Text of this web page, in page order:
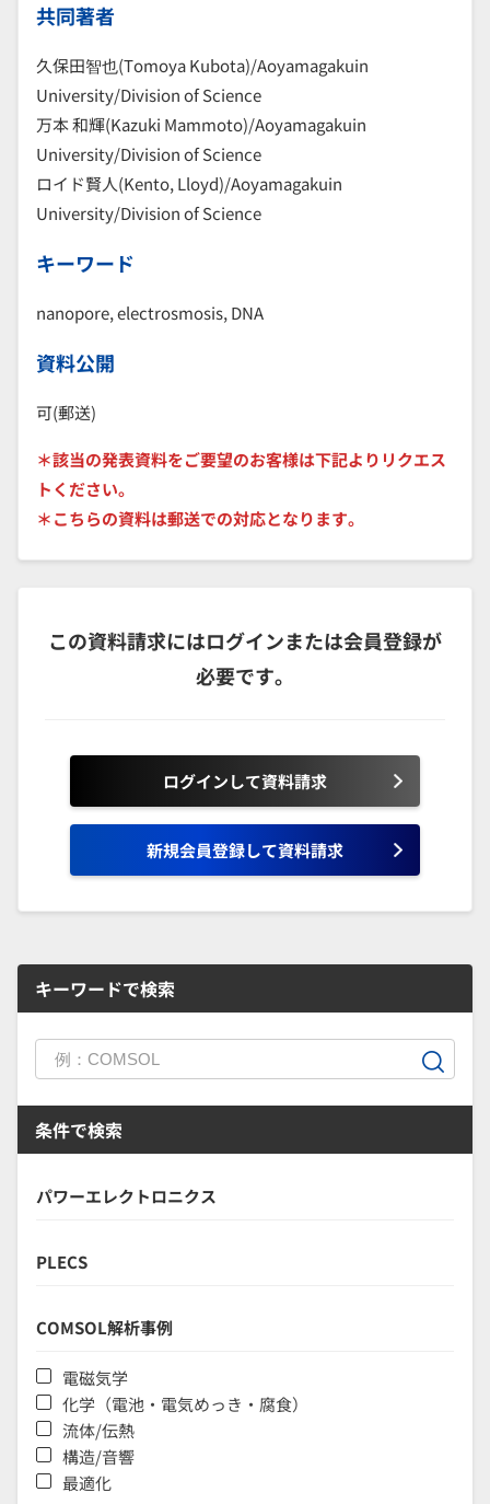
共同著者
久保田智也(Tomoya Kubota)/Aoyamagakuin
University/Division of Science
万本 和輝(Kazuki Mammoto)/Aoyamagakuin
University/Division of Science
ロイド賢人(Kento, Lloyd)/Aoyamagakuin
University/Division of Science
キーワード
nanopore, electrosmosis, DNA
資料公開
可(郵送)
＊該当の発表資料をご要望のお客様は下記よりリクエス
トください。
＊こちらの資料は郵送での対応となります。
この資料請求にはログインまたは会員登録が
必要です。
ログインして資料請求
新規会員登録して資料請求
キーワードで検索
条件で検索
パワーエレクトロニクス
PLECS
COMSOL解析事例
電磁気学
化学（電池・電気めっき・腐食）
流体/伝熱
構造/音響
最適化